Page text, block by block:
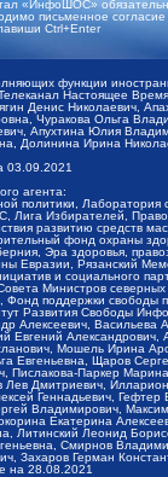
«ИнфоШОС»
письменное
Ctrl+Enter
функции
Настоящее
Денис Николаевич,
Чуракова Ольга
Апухтина Юлия
Долинина Ирина
03.09.2021
агента:
политики,
Избирателей,
развитию средств
фонд охраны
Эра здоровья,
Евразии, Рязанский
и социального
Министров северных
поддержки
Развития Свободы
Алексеевич,
Евгений
Мошель Ирина
Евгеньевна, Щаров
Пислакова-Паркер
Лев Дмитриевич,
Геннадьевич,
Владимирович,
Екатерина
Литинский Леонид
Смирнов
Захаров Герман
на 28.08.2021